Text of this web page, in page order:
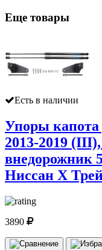
Еще товары
Есть в наличии
Упоры
2013-2019
внедорожник
Ниссан Х
3890